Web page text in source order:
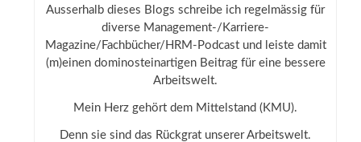
Ausserhalb dieses Blogs schreibe ich regelmässig für
diverse Management-/Karriere-
Magazine/Fachbücher/HRM-Podcast und leiste damit
(m)einen dominosteinartigen Beitrag für eine bessere
Arbeitswelt.
Mein Herz gehört dem Mittelstand (KMU).
Denn sie sind das Rückgrat unserer Arbeitswelt.